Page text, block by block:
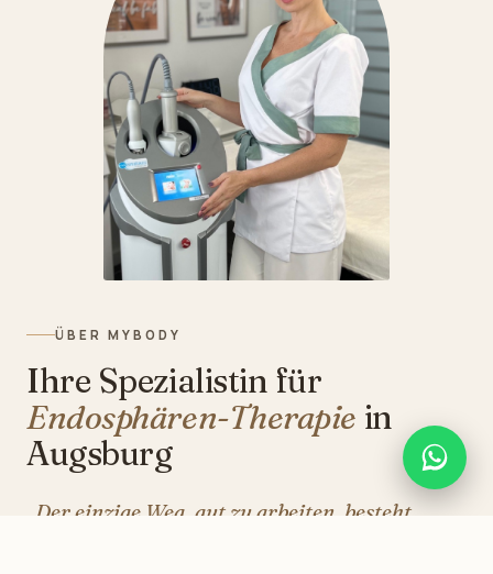
ÜBER MYBODY
Ihre Spezialistin für
Endosphären-Therapie in
Augsburg
„Der einzige Weg, gut zu arbeiten, besteht